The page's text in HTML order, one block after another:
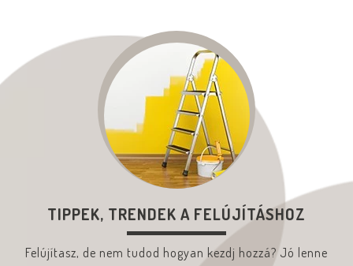
TIPPEK, TRENDEK A FELÚJÍTÁSHOZ
Felújítasz, de nem tudod hogyan kezdj hozzá? Jó lenne